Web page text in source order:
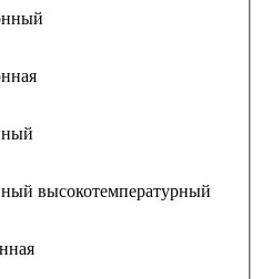
высокотемпературный